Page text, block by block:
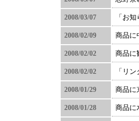
2008/03/07 「お
2008/02/09 商品に
2008/02/02 商品に
2008/02/02 「リ
2008/01/29 商品に
2008/01/28 商品に